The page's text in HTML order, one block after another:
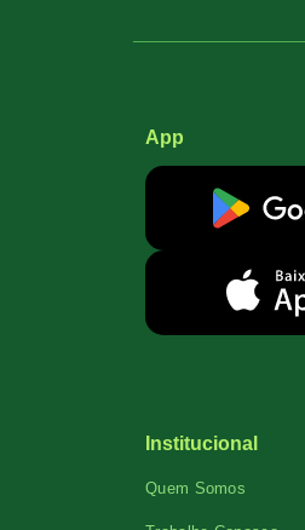
App
Institucional
Quem Somos